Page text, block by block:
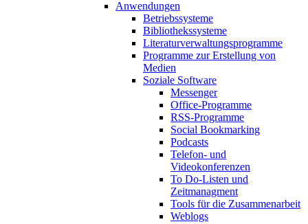
Anwendungen
Betriebssysteme
Bibliothekssysteme
Literaturverwaltungsprogramme
Programme zur Erstellung von
Medien
Soziale Software
Messenger
Office-Programme
RSS-Programme
Social Bookmarking
Podcasts
Telefon- und
Videokonferenzen
To Do-Listen und
Zeitmanagment
Tools für die Zusammenarbeit
Weblogs